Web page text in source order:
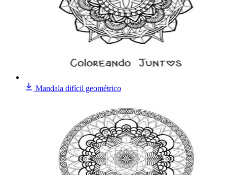
Mandala difícil geométrico